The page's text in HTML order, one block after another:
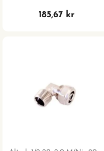
185,67 kr